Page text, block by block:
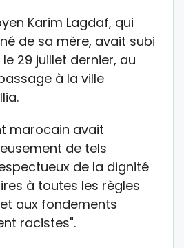
Karim Lagdaf, qui
de sa mère, avait subi
29 juillet dernier, au
à la ville
marocain avait
de tels
de la dignité
à toutes les règles
aux fondements
racistes".